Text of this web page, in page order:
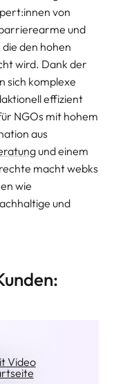
von
und
den hohen
wird. Dank der
sich komplexe
effizient
NGOs mit hohem
aus
und einem
macht webks
wie
und